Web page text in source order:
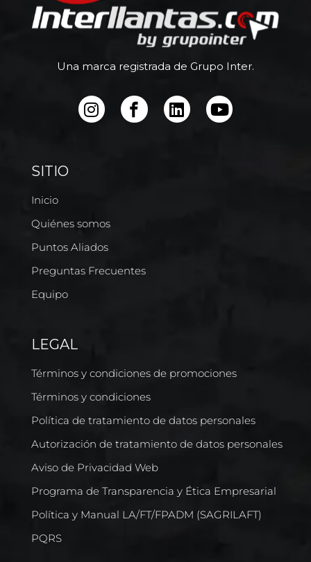
Una marca registrada de Grupo Inter.
SITIO
Inicio
Quiénes somos
Puntos Aliados
Preguntas Frecuentes
Equipo
LEGAL
Términos y condiciones de promociones
Términos y condiciones
Política de tratamiento de datos personales
Autorización de tratamiento de datos personales
Aviso de Privacidad Web
Programa de Transparencia y Ética Empresarial
Política y Manual LA/FT/FPADM (SAGRILAFT)
PQRS